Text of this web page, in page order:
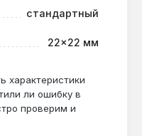
при сборке
1 год, доставка
стандартный
22×22 мм
характеристики
ли ошибку в
проверим и